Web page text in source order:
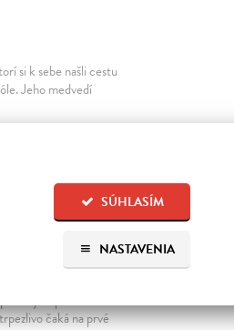
SÚHLASÍM
NASTAVENIA
si k sebe našli cestu
Jeho medvedí
čaká na prvé